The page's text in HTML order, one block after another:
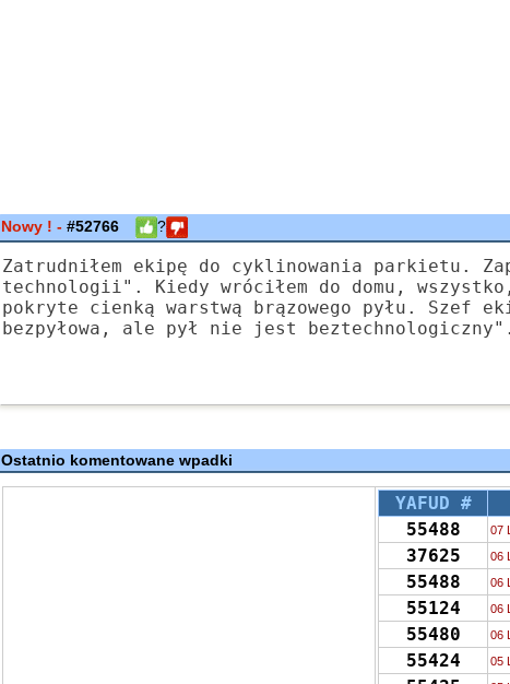
Nowy ! -#52766 ?
Zatrudniłem ekipę do cyklinowania parkietu.
technologii". Kiedy wróciłem do domu,
pokryte cienką warstwą brązowego pyłu. Szef
bezpyłowa, ale pył nie jest beztechnologiczny".
Ostatnio komentowane wpadki
YAFUD #
55488
07
37625 06
55488 06
55124 06
55480 06
55424 05